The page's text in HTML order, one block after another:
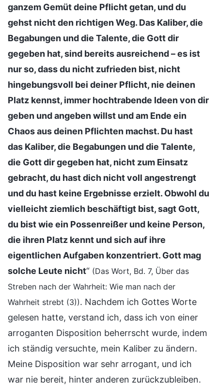
ganzem Gemüt deine Pflicht getan, und du
gehst nicht den richtigen Weg. Das Kaliber, die
Begabungen und die Talente, die Gott dir
gegeben hat, sind bereits ausreichend – es ist
nur so, dass du nicht zufrieden bist, nicht
hingebungsvoll bei deiner Pflicht, nie deinen
Platz kennst, immer hochtrabende Ideen von dir
geben und angeben willst und am Ende ein
Chaos aus deinen Pflichten machst. Du hast
das Kaliber, die Begabungen und die Talente,
die Gott dir gegeben hat, nicht zum Einsatz
gebracht, du hast dich nicht voll angestrengt
und du hast keine Ergebnisse erzielt. Obwohl du
vielleicht ziemlich beschäftigt bist, sagt Gott,
du bist wie ein Possenreißer und keine Person,
die ihren Platz kennt und sich auf ihre
eigentlichen Aufgaben konzentriert. Gott mag
solche Leute nicht“ (Das Wort, Bd. 7, Über das
Streben nach der Wahrheit: Wie man nach der
Wahrheit strebt (3)). Nachdem ich Gottes Worte
gelesen hatte, verstand ich, dass ich von einer
arroganten Disposition beherrscht wurde, indem
ich ständig versuchte, mein Kaliber zu ändern.
Meine Disposition war sehr arrogant, und ich
war nie bereit, hinter anderen zurückzubleiben.